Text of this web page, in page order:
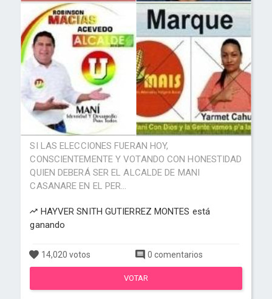
SI LAS ELECCIONES FUERAN HOY,
CONSCIENTEMENTE Y VOTANDO CON HONESTIDAD
QUIEN DEBERÁ SER EL ALCALDE DE MANI
CASANARE EN EL PER...
HAYVER SNITH GUTIERREZ MONTES está
ganando
14,020 votos 0 comentarios
VOTAR